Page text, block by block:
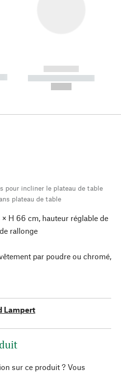
------------
----------- -----------
pour incliner le plateau de table
plateau de table
× H 66 cm, hauteur réglable de
rallonge
par poudre ou chromé,
Lampert
sur ce produit ? Vous